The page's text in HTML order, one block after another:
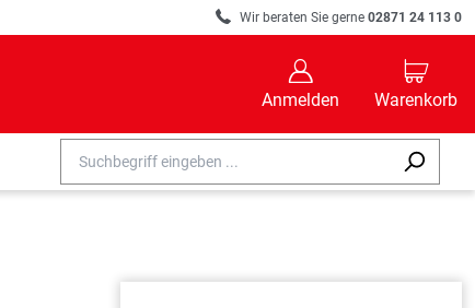
R Wir beraten Sie gerne 02871 24 113 0
B
Anmelden
C
Warenkorb